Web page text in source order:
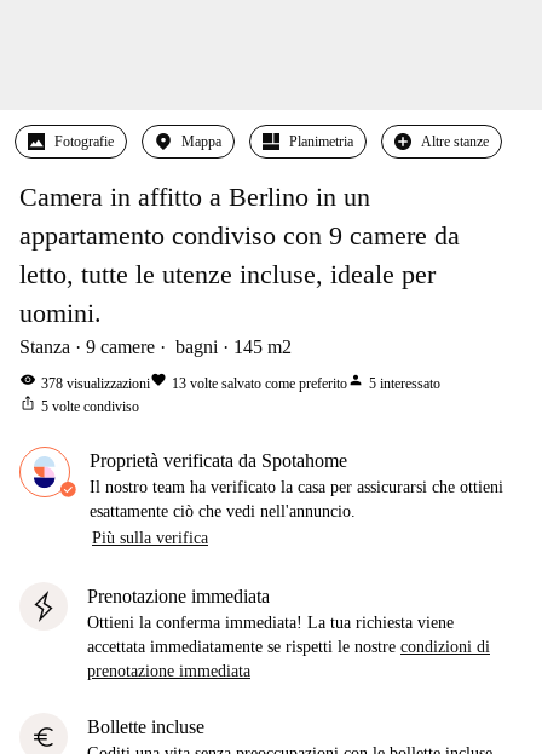
Fotografie Mappa Planimetria Altre stanze
Camera in affitto a Berlino in un
appartamento condiviso con 9 camere da
letto, tutte le utenze incluse, ideale per
uomini.
Stanza 9 camere bagni 145 m2
visibility 378 visualizzazionifavorite 13 volte salvato come preferitoperson 5 interessato
ios_share 5 volte condiviso
Proprietà verificata da Spotahome
Il nostro team ha verificato la casa per assicurarsi che ottieni
esattamente ciò che vedi nell'annuncio.
Più sulla verifica
Prenotazione immediata
Ottieni la conferma immediata! La tua richiesta viene
accettata immediatamente se rispetti le nostre condizioni di
prenotazione immediata
euro Bollette incluse